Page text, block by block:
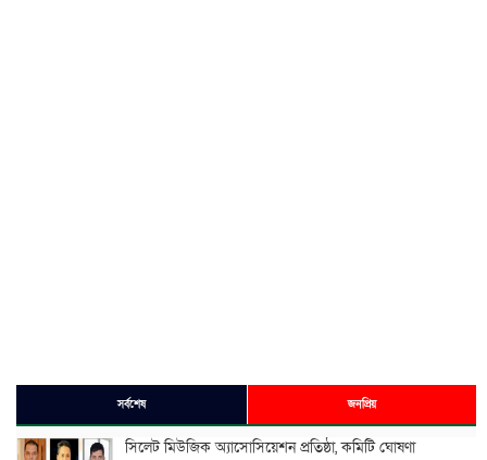
সর্বশেষ জনপ্রিয়
সিলেট মিউজিক অ্যাসোসিয়েশন প্রতিষ্ঠা, কমিটি ঘোষণা